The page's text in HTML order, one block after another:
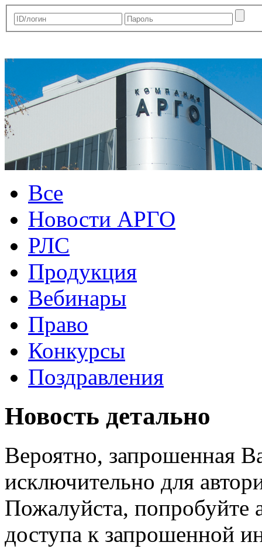
Все
Новости АРГО
РЛС
Продукция
Вебинары
Право
Конкурсы
Поздравления
Новость детально
Вероятно, запрошенная
исключительно для
Пожалуйста, попробуйте
доступа к запрошенной